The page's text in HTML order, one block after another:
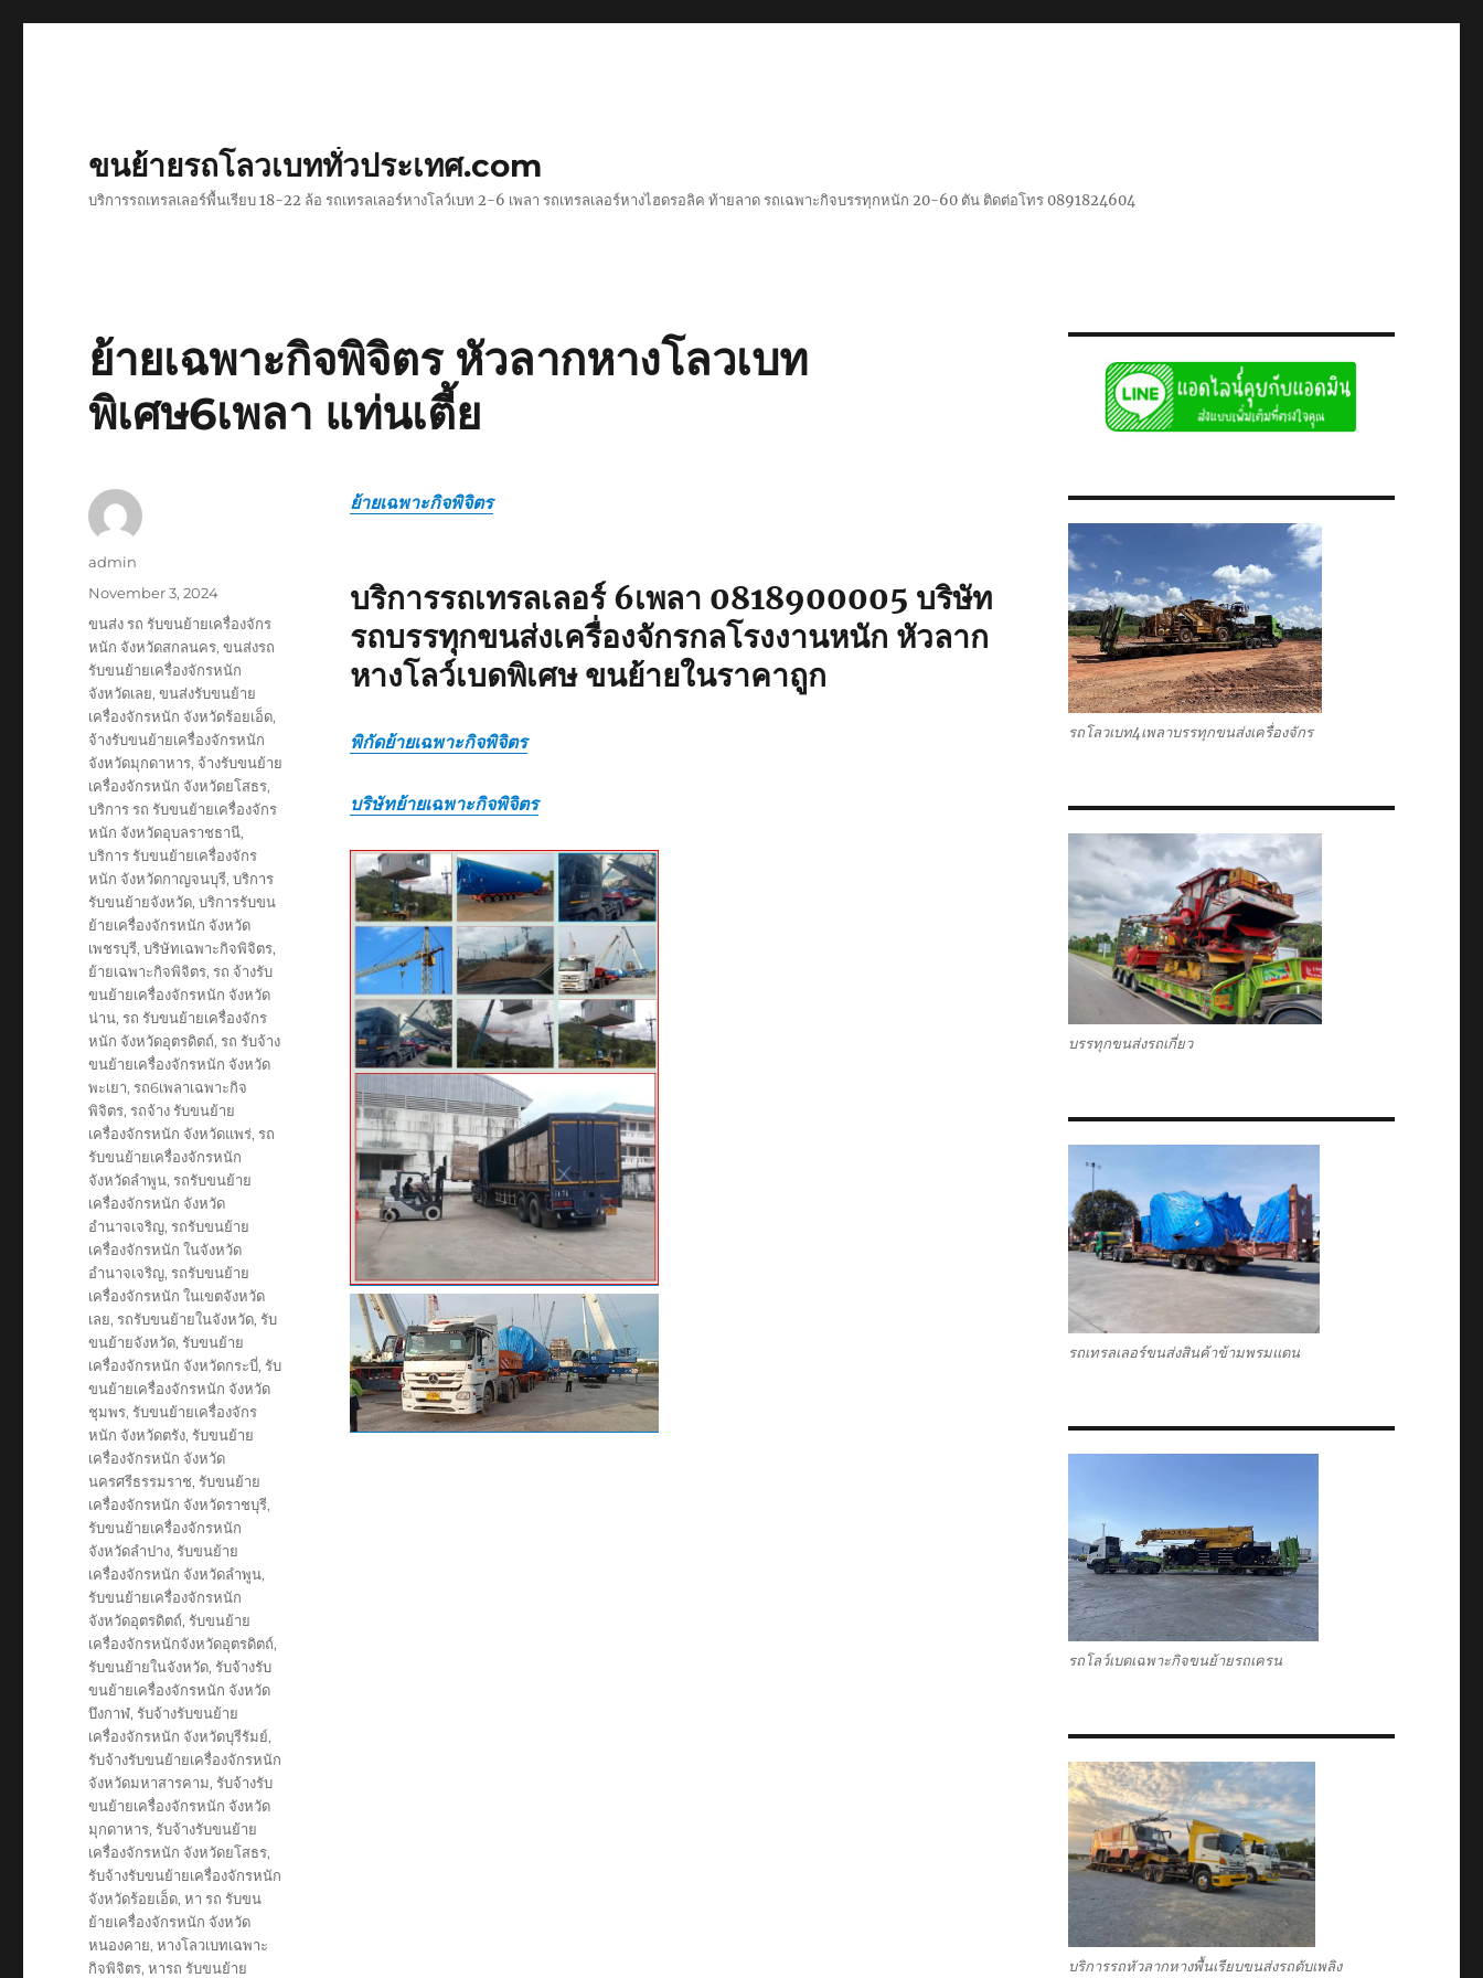
ขนย้ายรถโลวเบททั่วประเทศ.com
บริการรถเทรลเลอร์พื้นเรียบ 18-22 ล้อ รถเทรลเลอร์หางโลว์เบท 2-6 เพลา รถเทรลเลอร์หางไฮดรอลิค ท้ายลาด รถเฉพาะกิจบรรทุกหนัก 20-60 ตัน ติดต่อโทร 0891824604
ย้ายเฉพาะกิจพิจิตร หัวลากหางโลวเบท
พิเศษ6เพลา แท่นเตี้ย
ย้ายเฉพาะกิจพิจิตร
บริการรถเทรลเลอร์ 6เพลา 0818900005 บริษัท
รถบรรทุกขนส่งเครื่องจักรกลโรงงานหนัก หัวลาก
หางโลว์เบดพิเศษ ขนย้ายในราคาถูก
พิกัดย้ายเฉพาะกิจพิจิตร
บริษัทย้ายเฉพาะกิจพิจิตร
Author
admin
Posted
November 3, 2024
Tags
ขนส่ง รถ รับขนย้ายเครื่องจักร
หนัก จังหวัดสกลนคร,ขนส่งรถ
รับขนย้ายเครื่องจักรหนัก
จังหวัดเลย,ขนส่งรับขนย้าย
เครื่องจักรหนัก จังหวัดร้อยเอ็ด,
จ้างรับขนย้ายเครื่องจักรหนัก
จังหวัดมุกดาหาร, จ้างรับขนย้าย
เครื่องจักรหนัก จังหวัดยโสธร,
บริการ รถ รับขนย้ายเครื่องจักร
หนัก จังหวัดอุบลราชธานี,
บริการ รับขนย้ายเครื่องจักร
หนัก จังหวัดกาญจนบุรี,บริการ
รับขนย้ายจังหวัด,บริการรับขน
ย้ายเครื่องจักรหนัก จังหวัด
เพชรบุรี,บริษัทเฉพาะกิจพิจิตร,
ย้ายเฉพาะกิจพิจิตร,รถ จ้างรับ
ขนย้ายเครื่องจักรหนัก จังหวัด
น่าน,รถ รับขนย้ายเครื่องจักร
หนัก จังหวัดอุตรดิตถ์,รถ รับจ้าง
ขนย้ายเครื่องจักรหนัก จังหวัด
พะเยา,รถ6เพลาเฉพาะกิจ
พิจิตร,รถจ้าง รับขนย้าย
เครื่องจักรหนัก จังหวัดแพร่,รถ
รับขนย้ายเครื่องจักรหนัก
จังหวัดลำพูน,รถรับขนย้าย
เครื่องจักรหนัก จังหวัด
อำนาจเจริญ,รถรับขนย้าย
เครื่องจักรหนัก ในจังหวัด
อำนาจเจริญ,รถรับขนย้าย
เครื่องจักรหนัก ในเขตจังหวัด
เลย,รถรับขนย้ายในจังหวัด,รับ
ขนย้ายจังหวัด,รับขนย้าย
เครื่องจักรหนัก จังหวัดกระบี่,รับ
ขนย้ายเครื่องจักรหนัก จังหวัด
ชุมพร,รับขนย้ายเครื่องจักร
หนัก จังหวัดตรัง,รับขนย้าย
เครื่องจักรหนัก จังหวัด
นครศรีธรรมราช,รับขนย้าย
เครื่องจักรหนัก จังหวัดราชบุรี,
รับขนย้ายเครื่องจักรหนัก
จังหวัดลำปาง,รับขนย้าย
เครื่องจักรหนัก จังหวัดลำพูน,
รับขนย้ายเครื่องจักรหนัก
จังหวัดอุตรดิตถ์,รับขนย้าย
เครื่องจักรหนักจังหวัดอุตรดิตถ์,
รับขนย้ายในจังหวัด,รับจ้างรับ
ขนย้ายเครื่องจักรหนัก จังหวัด
บึงกาฬ,รับจ้างรับขนย้าย
เครื่องจักรหนัก จังหวัดบุรีรัมย์,
รับจ้างรับขนย้ายเครื่องจักรหนัก
จังหวัดมหาสารคาม,รับจ้างรับ
ขนย้ายเครื่องจักรหนัก จังหวัด
มุกดาหาร,รับจ้างรับขนย้าย
เครื่องจักรหนัก จังหวัดยโสธร,
รับจ้างรับขนย้ายเครื่องจักรหนัก
จังหวัดร้อยเอ็ด,หา รถ รับขน
ย้ายเครื่องจักรหนัก จังหวัด
หนองคาย,หางโลวเบทเฉพาะ
กิจพิจิตร,หารถ รับขนย้าย
รถโลวเบท4เพลาบรรทุกขนส่งเครื่องจักร
บรรทุกขนส่งรถเกี่ยว
รถเทรลเลอร์ขนส่งสินค้าข้ามพรมแดน
รถโลว์เบดเฉพาะกิจขนย้ายรถเครน
บริการรถหัวลากหางพื้นเรียบขนส่งรถดับเพลิง